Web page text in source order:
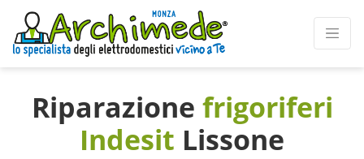
Riparazione frigoriferi
Indesit Lissone